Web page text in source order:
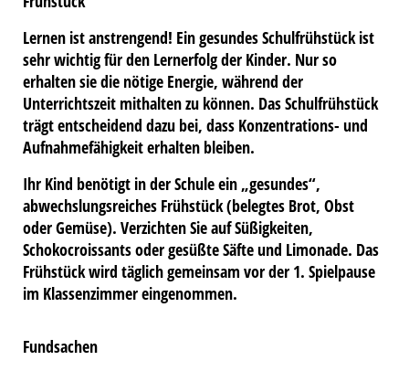
Lernen ist anstrengend! Ein gesundes Schulfrühstück ist
sehr wichtig für den Lernerfolg der Kinder. Nur so
erhalten sie die nötige Energie, während der
Unterrichtszeit mithalten zu können. Das Schulfrühstück
trägt entscheidend dazu bei, dass Konzentrations- und
Aufnahmefähigkeit erhalten bleiben.
Ihr Kind benötigt in der Schule ein „gesundes“,
abwechslungsreiches Frühstück (belegtes Brot, Obst
oder Gemüse). Verzichten Sie auf Süßigkeiten,
Schokocroissants oder gesüßte Säfte und Limonade. Das
Frühstück wird täglich gemeinsam vor der 1. Spielpause
im Klassenzimmer eingenommen.
Fundsachen